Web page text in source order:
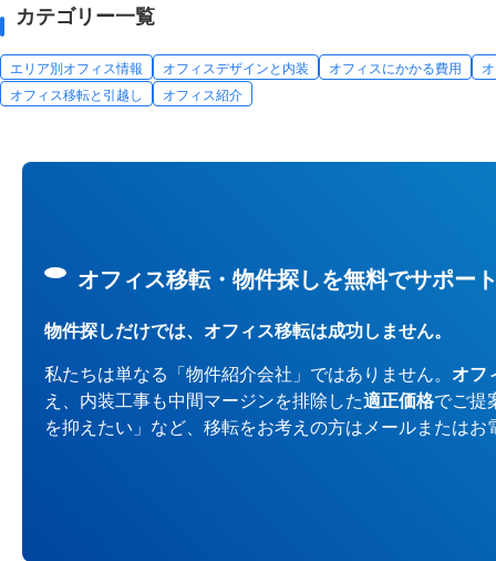
カテゴリー一覧
エリア別オフィス情報 オフィスデザインと内装 オフィスにかかる費用
オフィス移転と引越し
オフィス紹介
オフィス移転・物件探しを無料でサポー
物件探しだけでは、オフィス移転は成功しません。
私たちは単なる「物件紹介会社」ではありません。 オフ
え、内装工事も中間マージンを排除した適正価格でご提
を抑えたい」など、移転をお考えの方はメールまたは